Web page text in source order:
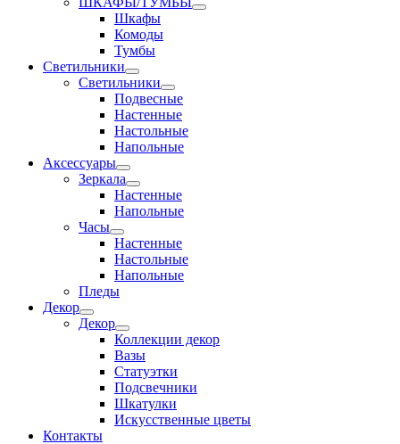
Шкафы
Комоды
Тумбы
Светильники
Светильники
Подвесные
Настенные
Настольные
Напольные
Аксессуары
Зеркала
Настенные
Напольные
Часы
Настенные
Настольные
Напольные
Пледы
Декор
Декор
Коллекции декор
Вазы
Статуэтки
Подсвечники
Шкатулки
Искусственные цветы
Контакты